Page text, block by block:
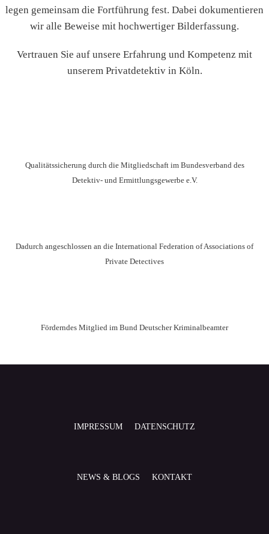
legen gemeinsam die Fortführung fest. Dabei dokumentieren
wir alle Beweise mit hochwertiger Bilderfassung.
Vertrauen Sie auf unsere Erfahrung und Kompetenz mit
unserem Privatdetektiv in Köln.
Qualitätssicherung durch die Mitgliedschaft im Bundesverband des
Detektiv- und Ermittlungsgewerbe e.V.
Dadurch angeschlossen an die International Federation of Associations of
Private Detectives
Förderndes Mitglied im Bund Deutscher Kriminalbeamter
IMPRESSUM DATENSCHUTZ
NEWS & BLOGS KONTAKT